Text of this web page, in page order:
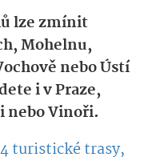
lze zmínit
Mohelnu,
nebo Ústí
i v Praze,
nebo Vinoři.
turistické trasy,